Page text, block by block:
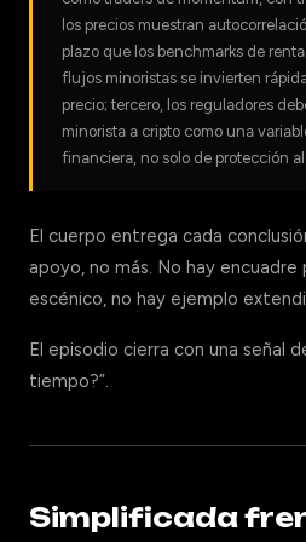
los precios muestran
plazo que los benchmarks de
flujos minoristas se invierten
precio; tercero, los reguladores
minorista a cripto como una
financiera, no solo de protección al
El cuerpo entrega cada
apoyo, no más. No hay encuadre
escénico, no hay ejemplo
El episodio cierra con una señal
tiempo?”.
Simplificada